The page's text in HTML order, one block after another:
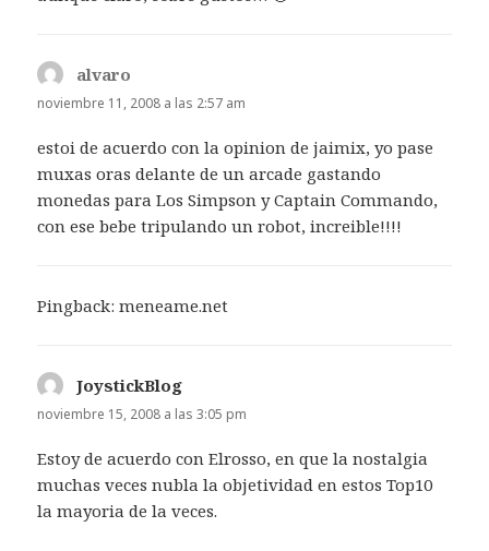
alvaro
noviembre 11, 2008 a las 2:57 am
estoi de acuerdo con la opinion de jaimix, yo pase
muxas oras delante de un arcade gastando
monedas para Los Simpson y Captain Commando,
con ese bebe tripulando un robot, increible!!!!
Pingback:meneame.net
JoystickBlog
noviembre 15, 2008 a las 3:05 pm
Estoy de acuerdo con Elrosso, en que la nostalgia
muchas veces nubla la objetividad en estos Top10
la mayoria de la veces.